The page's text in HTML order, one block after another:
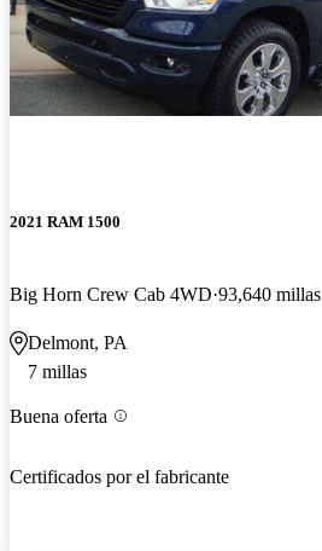
2021 RAM 1500
Big Horn Crew Cab 4WD 93,640 millas
Delmont, PA
7 millas
Buena oferta
Certificados por el fabricante